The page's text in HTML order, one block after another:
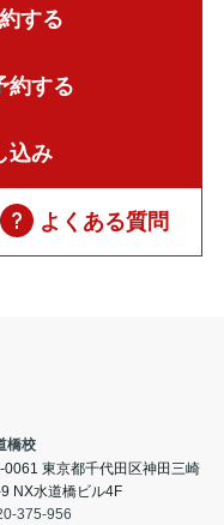
する
約する
込み
よくある質問
橋校
0061 東京都千代田区神田三崎
NX水道橋ビル4F
375-956